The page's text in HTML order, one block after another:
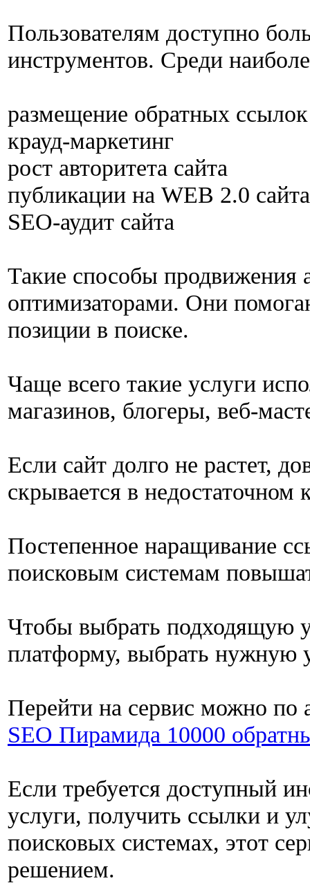
Пользователям доступно
инструментов. Среди
размещение обратных
крауд-маркетинг
рост авторитета сайта
публикации на WEB 2.0
SEO-аудит сайта
Такие способы продвижения
оптимизаторами. Они
позиции в поиске.
Чаще всего такие услуги
магазинов, блогеры, веб-
Если сайт долго не растет,
скрывается в недостаточном
Постепенное наращивание
поисковым системам
Чтобы выбрать подходящую
платформу, выбрать нужную
Перейти на сервис можно по
SEO Пирамида 10000
Если требуется доступный
услуги, получить ссылки и
поисковых системах, этот
решением.